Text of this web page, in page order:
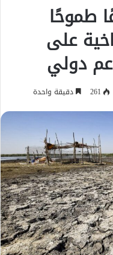
طموحًا
على
دولي
261 دقيقة واحدة